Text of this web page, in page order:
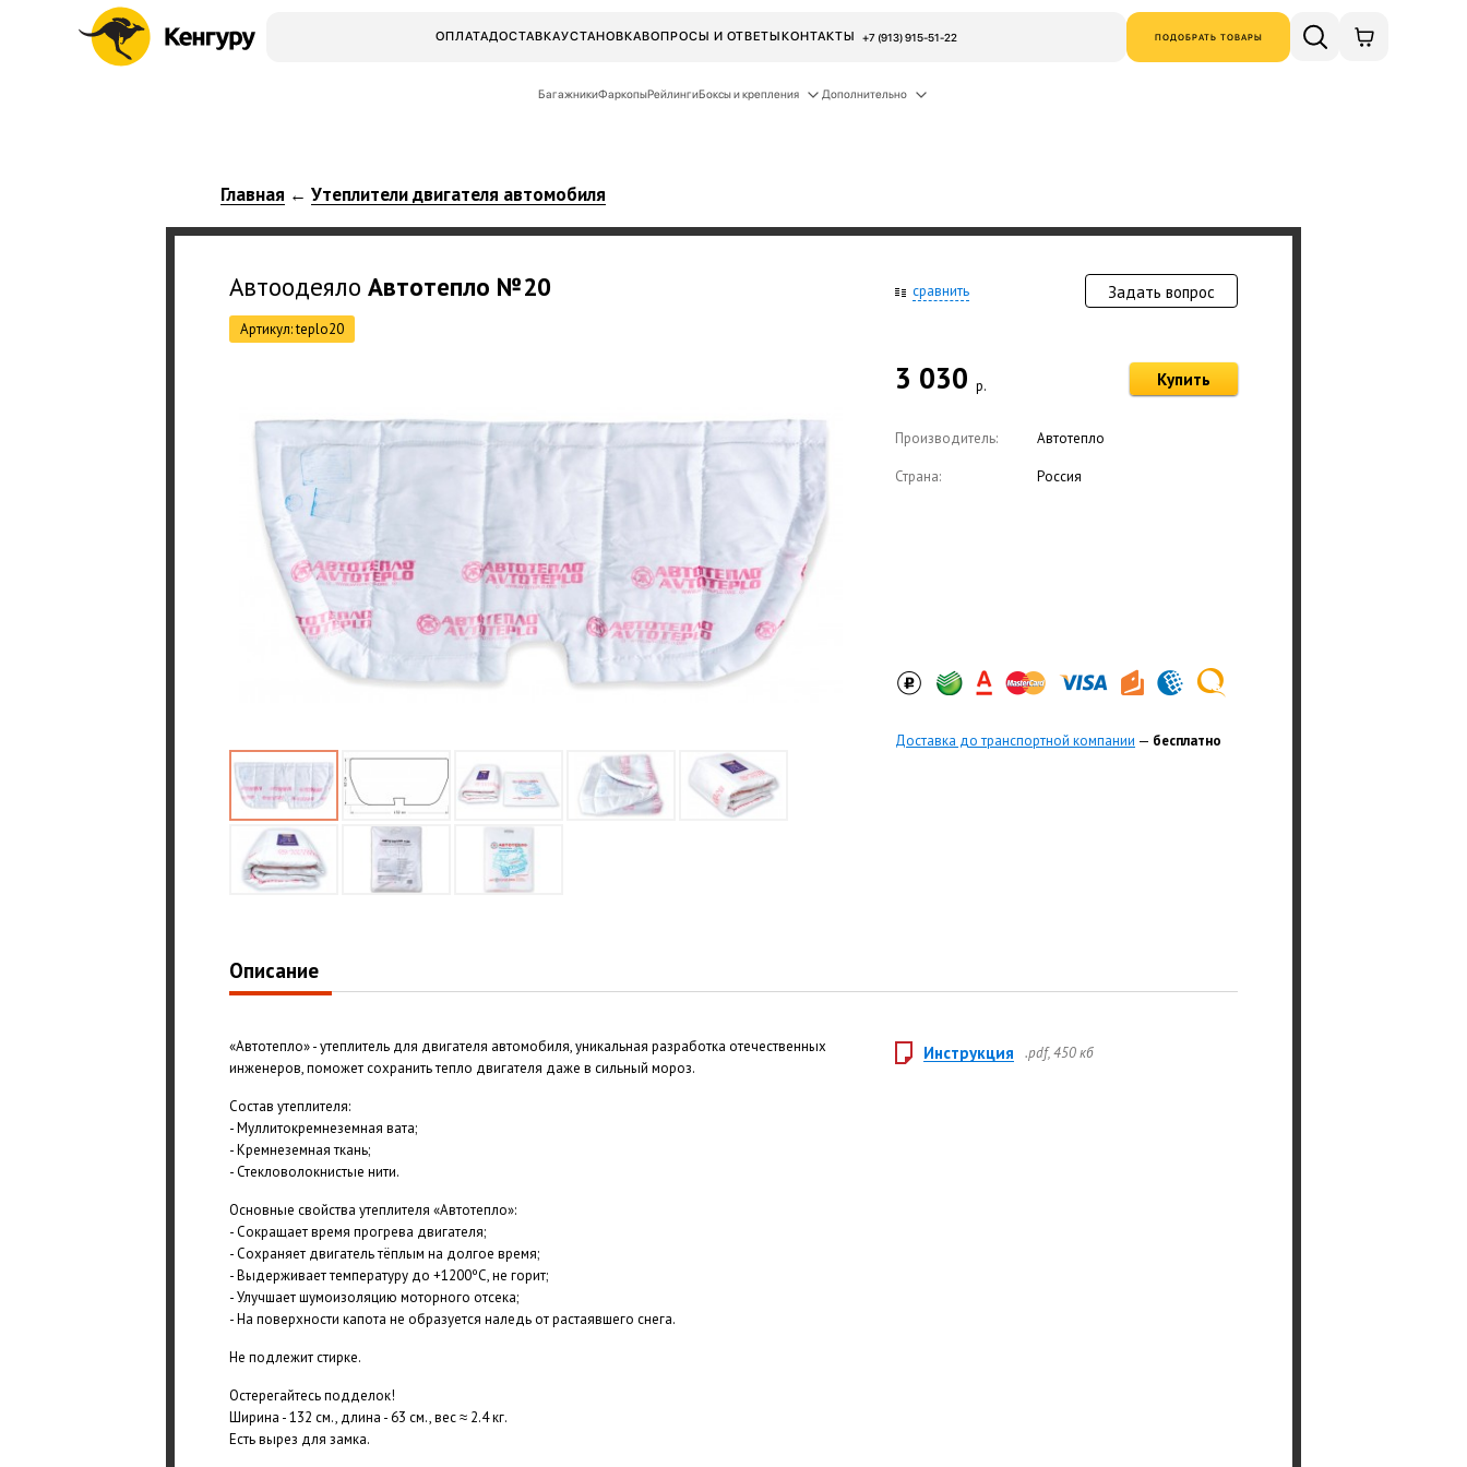
ОПЛАТАДОСТАВКАУСТАНОВКАВОПРОСЫ И ОТВЕТЫКОНТАКТЫ +7 (913) 915-51-22 ПОДОБРАТЬ ТОВАРЫ
БагажникиФаркопыРейлингиБоксы и крепления Дополнительно
Главная ← Утеплители двигателя автомобиля
Автоодеяло Автотепло №20
Артикул: teplo20
сравнить Задать вопрос
3 030 р. Купить
Производитель: Автотепло
Страна: Россия
Доставка до транспортной компании — бесплатно
Описание
«Автотепло» - утеплитель для двигателя автомобиля, уникальная разработка отечественных
инженеров, поможет сохранить тепло двигателя даже в сильный мороз.
Состав утеплителя:
- Муллитокремнеземная вата;
- Кремнеземная ткань;
- Стекловолокнистые нити.
Основные свойства утеплителя «Автотепло»:
- Сокращает время прогрева двигателя;
- Сохраняет двигатель тёплым на долгое время;
- Выдерживает температуру до +1200ºС, не горит;
- Улучшает шумоизоляцию моторного отсека;
- На поверхности капота не образуется наледь от растаявшего снега.
Не подлежит стирке.
Остерегайтесь подделок!
Ширина - 132 см., длина - 63 см., вес ≈ 2.4 кг.
Есть вырез для замка.
Инструкция .pdf, 450 кб